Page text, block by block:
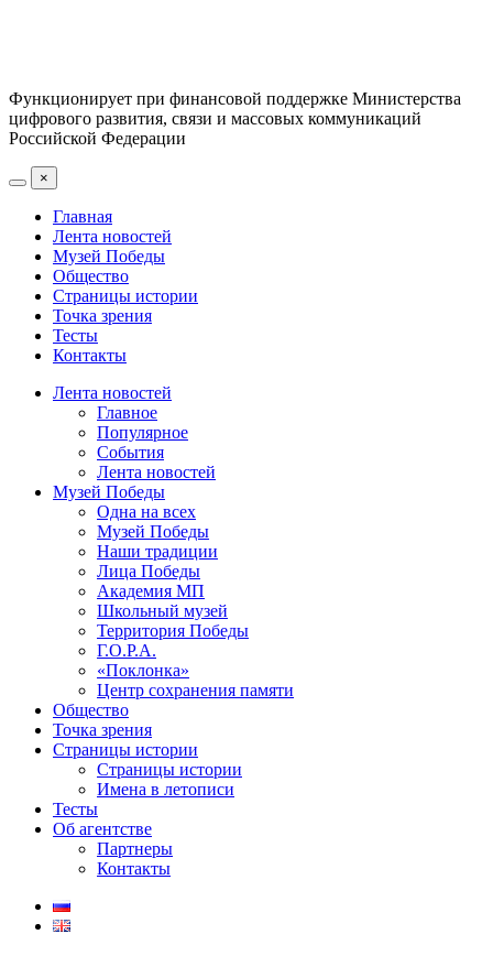
Функционирует при финансовой поддержке Министерства
цифрового развития, связи и массовых коммуникаций
Российской Федерации
×
Главная
Лента новостей
Музей Победы
Общество
Страницы истории
Точка зрения
Тесты
Контакты
Лента новостей
Главное
Популярное
События
Лента новостей
Музей Победы
Одна на всех
Музей Победы
Наши традиции
Лица Победы
Академия МП
Школьный музей
Территория Победы
Г.О.Р.А.
«Поклонка»
Центр сохранения памяти
Общество
Точка зрения
Страницы истории
Страницы истории
Имена в летописи
Тесты
Об агентстве
Партнеры
Контакты